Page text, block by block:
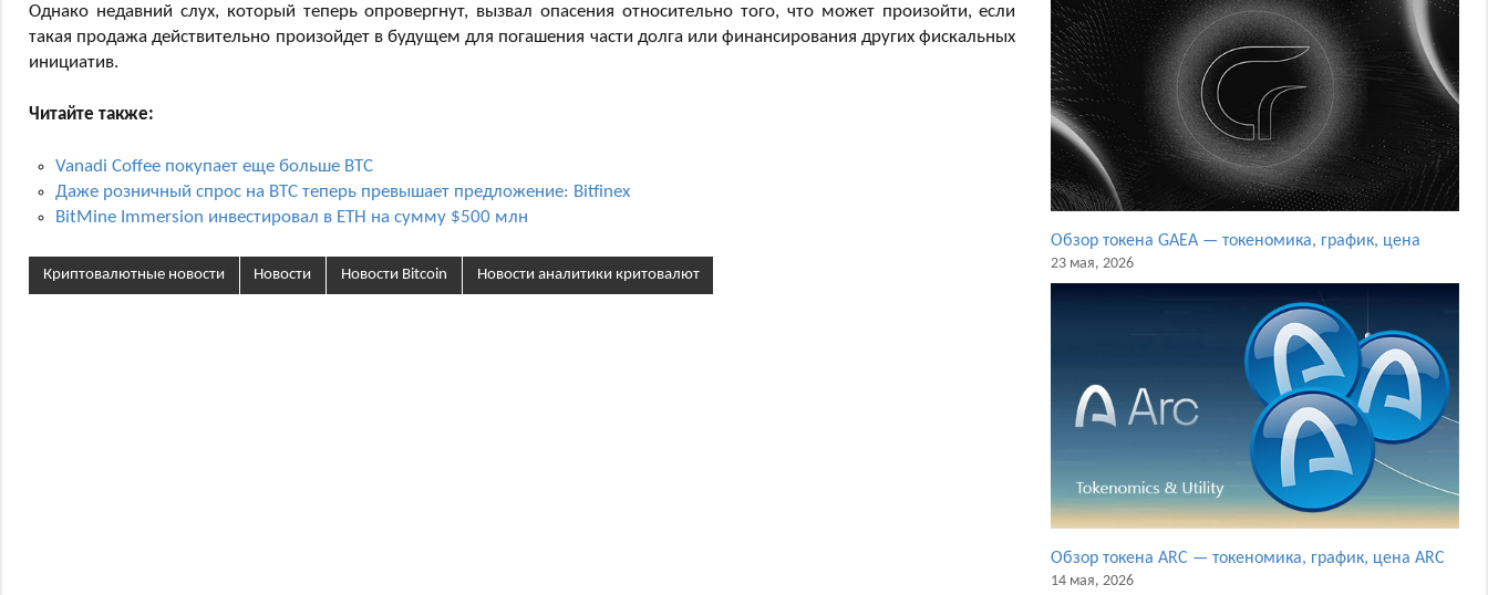
Однако недавний слух, который теперь опровергнут, вызвал опасения относительно того, что может произойти, если
такая продажа действительно произойдет в будущем для погашения части долга или финансирования других фискальных
инициатив.
Читайте также:
Vanadi Coffee покупает еще больше BTC
Даже розничный спрос на BTC теперь превышает предложение: Bitfinex
BitMine Immersion инвестировал в ETH на сумму $500 млн
Криптовалютные новости Новости Новости Bitcoin Новости аналитики критовалют
Обзор токена GAEA — токеномика, график, цена
23 мая, 2026
Обзор токена ARC — токеномика, график, цена ARC
14 мая, 2026